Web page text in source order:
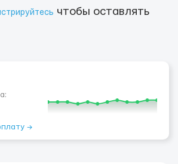
чтобы оставлять
→